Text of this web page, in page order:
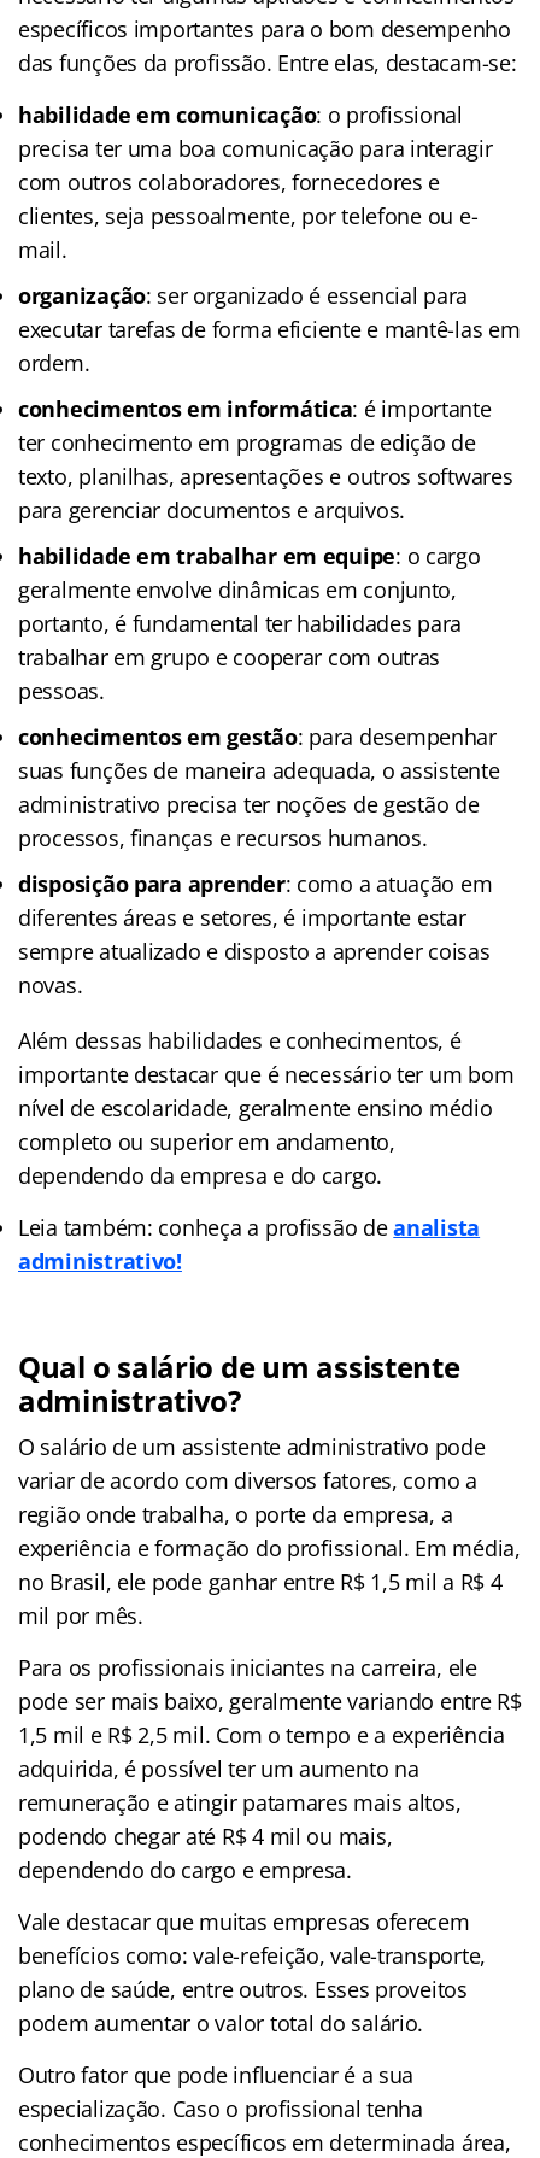
específicos importantes para o bom desempenho
das funções da profissão. Entre elas, destacam-se:
habilidade em comunicação: o profissional
precisa ter uma boa comunicação para interagir
com outros colaboradores, fornecedores e
clientes, seja pessoalmente, por telefone ou e-
mail.
organização: ser organizado é essencial para
executar tarefas de forma eficiente e mantê-las em
ordem.
conhecimentos em informática: é importante
ter conhecimento em programas de edição de
texto, planilhas, apresentações e outros softwares
para gerenciar documentos e arquivos.
habilidade em trabalhar em equipe: o cargo
geralmente envolve dinâmicas em conjunto,
portanto, é fundamental ter habilidades para
trabalhar em grupo e cooperar com outras
pessoas.
conhecimentos em gestão: para desempenhar
suas funções de maneira adequada, o assistente
administrativo precisa ter noções de gestão de
processos, finanças e recursos humanos.
disposição para aprender: como a atuação em
diferentes áreas e setores, é importante estar
sempre atualizado e disposto a aprender coisas
novas.
Além dessas habilidades e conhecimentos, é
importante destacar que é necessário ter um bom
nível de escolaridade, geralmente ensino médio
completo ou superior em andamento,
dependendo da empresa e do cargo.
Leia também: conheça a profissão deanalista
administrativo!
Qual o salário de um assistente
administrativo?
O salário de um assistente administrativo pode
variar de acordo com diversos fatores, como a
região onde trabalha, o porte da empresa, a
experiência e formação do profissional. Em média,
no Brasil, ele pode ganhar entre R$ 1,5 mil a R$ 4
mil por mês.
Para os profissionais iniciantes na carreira, ele
pode ser mais baixo, geralmente variando entre R$
1,5 mil e R$ 2,5 mil. Com o tempo e a experiência
adquirida, é possível ter um aumento na
remuneração e atingir patamares mais altos,
podendo chegar até R$ 4 mil ou mais,
dependendo do cargo e empresa.
Vale destacar que muitas empresas oferecem
benefícios como: vale-refeição, vale-transporte,
plano de saúde, entre outros. Esses proveitos
podem aumentar o valor total do salário.
Outro fator que pode influenciar é a sua
especialização. Caso o profissional tenha
conhecimentos específicos em determinada área,